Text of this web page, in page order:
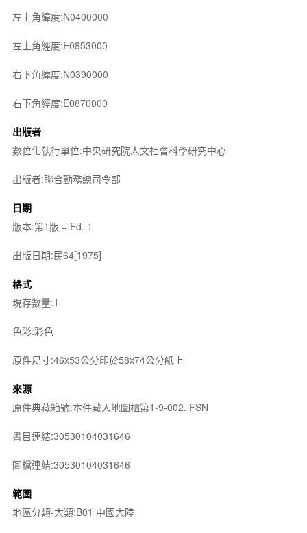
左上角緯度:N0400000
左上角經度:E0853000
右下角緯度:N0390000
右下角經度:E0870000
出版者
數位化執行單位:中央研究院人文社會科學研究中心
出版者:聯合勤務總司令部
日期
版本:第1版 = Ed. 1
出版日期:民64[1975]
格式
現存數量:1
色彩:彩色
原件尺寸:46x53公分印於58x74公分紙上
來源
原件典藏箱號:本件藏入地圖櫃第1-9-002. FSN
書目連結:30530104031646
圖檔連結:30530104031646
範圍
地區分類-大類:B01 中國大陸